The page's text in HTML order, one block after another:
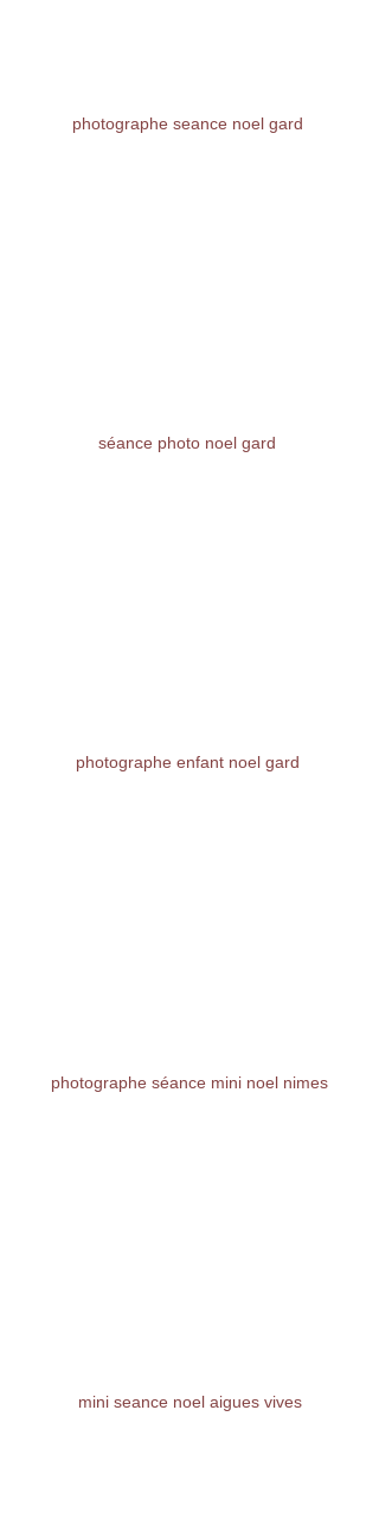
photographe seance noel gard
séance photo noel gard
photographe enfant noel gard
photographe séance mini noel nimes
mini seance noel aigues vives